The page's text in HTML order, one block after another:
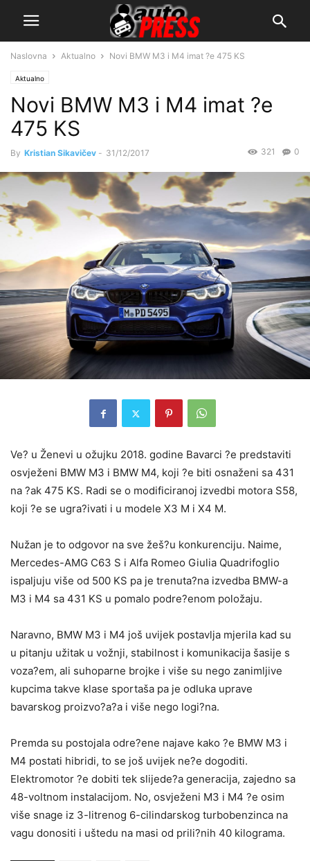
Naslovna Aktualno Novi BMW M3 i M4 imat ?e 475 KS
Aktualno
Novi BMW M3 i M4 imat ?e
475 KS
By Kristian Sikavičev - 31/12/2017 0
321
Ve? u Ženevi u ožujku 2018. godine Bavarci ?e predstaviti
osvježeni BMW M3 i BMW M4, koji ?e biti osnaženi sa 431
na ?ak 475 KS. Radi se o modificiranoj izvedbi motora S58,
koji ?e se ugra?ivati i u modele X3 M i X4 M.
Nužan je to odgovor na sve žeš?u konkurenciju. Naime,
Mercedes-AMG C63 S i Alfa Romeo Giulia Quadrifoglio
ispaljuju više od 500 KS pa je trenuta?na izvedba BMW-a
M3 i M4 sa 431 KS u pomalo podre?enom položaju.
Naravno, BMW M3 i M4 još uvijek postavlja mjerila kad su
u pitanju užitak u vožnji, stabilnost i komunikacija šasije s
voza?em, ali suhoparne brojke i više su nego zanimljive
kupcima takve klase sportaša pa je odluka uprave
bavarskog proizvo?a?a i više nego logi?na.
Premda su postojala odre?ene najave kako ?e BMW M3 i
M4 postati hibridi, to se još uvijek ne?e dogoditi.
Elektromotor ?e dobiti tek slijede?a generacija, zajedno sa
48-voltnom instalacijom. No, osvježeni M3 i M4 ?e osim
više snage iz 3-litrenog 6-cilindarskog turbobenzinca na
vagu donositi i uštedu na masi od prili?nih 40 kilograma.